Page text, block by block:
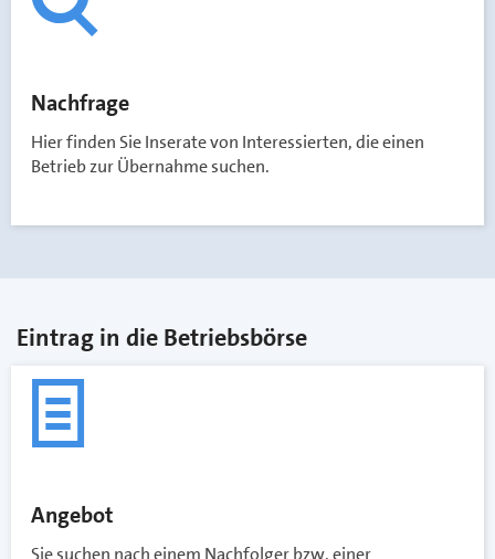
Nachfrage
Hier finden Sie Inserate von Interessierten, die einen
Betrieb zur Übernahme suchen.
Eintrag in die Betriebsbörse
Angebot
Sie suchen nach einem Nachfolger bzw. einer